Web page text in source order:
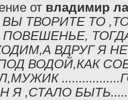
от владимир
ТВОРИТЕ ТО
ПОВЕШЕНЬЕ,
ВДРУГ Я
ВОДОЙ,КАК
Я ,СТАЛО